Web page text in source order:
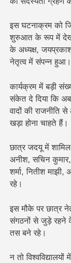
इस घटनाक्रम को
शुरुआत के रूप में देखा
के अध्यक्ष, जयप्रकाश
नेतृत्व में संपन्न हुआ।
कार्यक्रम में बड़ी
संकेत दे दिया कि
वादों की राजनीति
खड़ा होना चाहते हैं।
छात्र जदयू में
अनीश, सचिन कुमार,
शर्मा, नितीश माझी,
रहे।
इस मौके पर छात्र
संगठनों से जुड़े रहने
तस बने रहे।
न तो विश्वविद्यालयों